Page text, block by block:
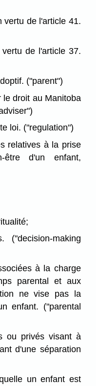
de l'article 41.
de l'article 37.
("parent")
droit au Manitoba
loi. ("regulation")
relatives à la prise
être d'un enfant,
("decision-making
à la charge
parental et aux
ne vise pas la
enfant. ("parental
ou privés visant à
d'une séparation
un enfant est